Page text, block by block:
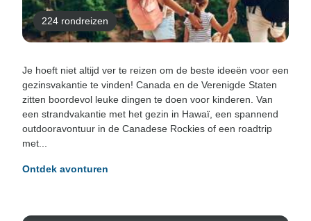
224 rondreizen
Je hoeft niet altijd ver te reizen om de beste ideeën voor een
gezinsvakantie te vinden! Canada en de Verenigde Staten
zitten boordevol leuke dingen te doen voor kinderen. Van
een strandvakantie met het gezin in Hawaï, een spannend
outdooravontuur in de Canadese Rockies of een roadtrip
met...
Ontdek avonturen